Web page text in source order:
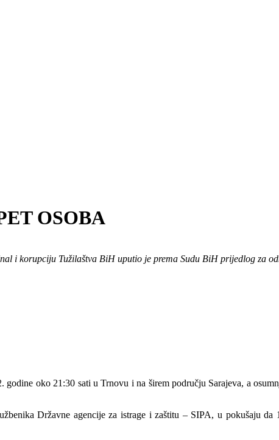
OSOBA
i korupciju Tužilaštva BiH uputio je prema Sudu BiH prijedlog za
oko 21:30 sati u Trnovu i na širem području Sarajeva, a
Državne agencije za istrage i zaštitu – SIPA, u pokušaju